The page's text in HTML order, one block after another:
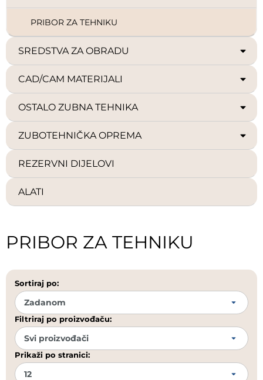
PRIBOR ZA TEHNIKU
SREDSTVA ZA OBRADU
CAD/CAM MATERIJALI
OSTALO ZUBNA TEHNIKA
ZUBOTEHNIČKA OPREMA
REZERVNI DIJELOVI
ALATI
PRIBOR ZA TEHNIKU
Sortiraj po:
Filtriraj po proizvođaču:
Prikaži po stranici: